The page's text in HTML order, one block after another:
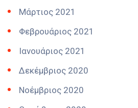
Μάρτιος 2021
Φεβρουάριος 2021
Ιανουάριος 2021
Δεκέμβριος 2020
Νοέμβριος 2020